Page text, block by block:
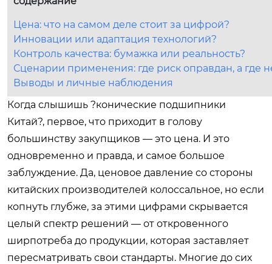
Цена: что на самом деле стоит за цифрой?
Инновации или адаптация технологий?
Контроль качества: бумажка или реальность?
Сценарии применения: где риск оправдан, а где
Выводы и личные наблюдения
Когда слышишь ?конические подшипники
Китай?, первое, что приходит в голову
большинству закупщиков — это цена. И это
одновременно и правда, и самое большое
заблуждение. Да, ценовое давление со стороны
китайских производителей колоссальное, но если
копнуть глубже, за этими цифрами скрывается
целый спектр решений — от откровенного
ширпотреба до продукции, которая заставляет
пересматривать свои стандарты. Многие до сих